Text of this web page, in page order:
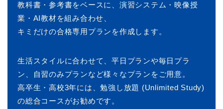
教科書・参考書をベースに、演習システム・映像授
業・AI教材を組み合わせ、
キミだけの合格専用プランを作成します。
生活スタイルに合わせて、平日プランや毎日プラ
ン、自習のみプランなど様々なプランをご用意。
高卒生・高校3年には、勉強し放題 (Unlimited Study)
の総合コースがお勧めです。